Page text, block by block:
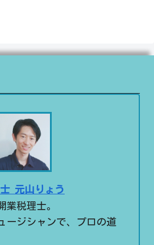
元山りょう
業税理士。
ージシャンで、プロの道